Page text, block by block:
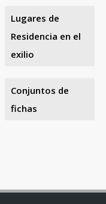
Lugares de
Residencia en el
exilio
Conjuntos de
fichas